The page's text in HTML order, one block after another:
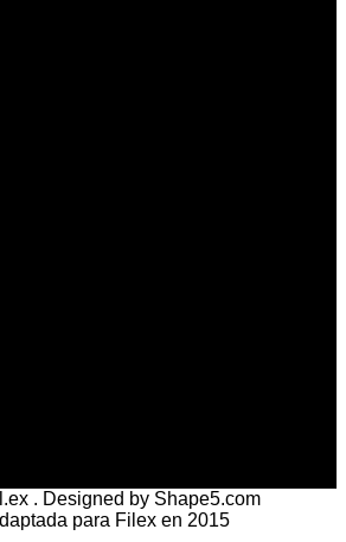
. Designed by Shape5.com
para Filex en 2015